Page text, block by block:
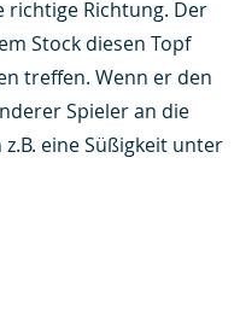
richtige Richtung. Der
Stock diesen Topf
treffen. Wenn er den
Spieler an die
eine Süßigkeit unter